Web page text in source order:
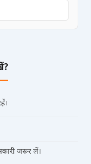
जरूर लें।